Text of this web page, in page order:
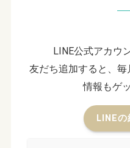
LINE公式アカウ
友だち追加すると、
情報もゲ
LINE